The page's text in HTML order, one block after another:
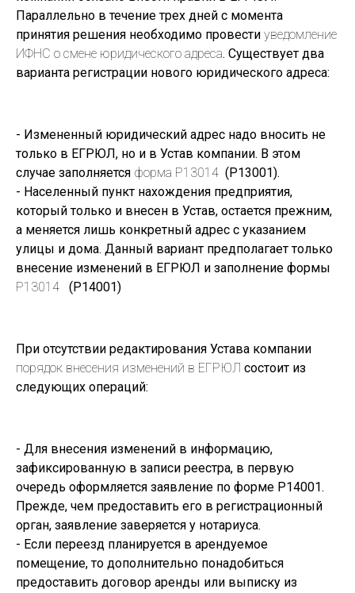
Параллельно в течение трех дней с момента
принятия решения необходимо провести уведомление
ИФНС о смене юридического адреса. Существует два
варианта регистрации нового юридического адреса:
- Измененный юридический адрес надо вносить не
только в ЕГРЮЛ, но и в Устав компании. В этом
случае заполняется форма P13014 (Р13001).
- Населенный пункт нахождения предприятия,
который только и внесен в Устав, остается прежним,
а меняется лишь конкретный адрес с указанием
улицы и дома. Данный вариант предполагает только
внесение изменений в ЕГРЮЛ и заполнение формы
Р13014 (Р14001)
При отсутствии редактирования Устава компании
порядок внесения изменений в ЕГРЮЛ состоит из
следующих операций:
- Для внесения изменений в информацию,
зафиксированную в записи реестра, в первую
очередь оформляется заявление по форме Р14001.
Прежде, чем предоставить его в регистрационный
орган, заявление заверяется у нотариуса.
- Если переезд планируется в арендуемое
помещение, то дополнительно понадобиться
предоставить договор аренды или выписку из